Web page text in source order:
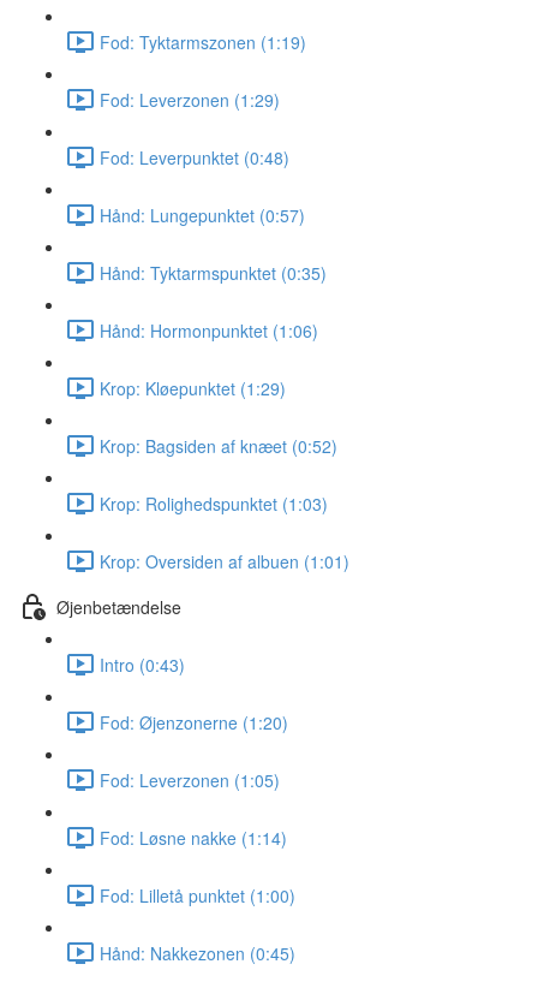
Fod: Tyktarmszonen (1:19)
Fod: Leverzonen (1:29)
Fod: Leverpunktet (0:48)
Hånd: Lungepunktet (0:57)
Hånd: Tyktarmspunktet (0:35)
Hånd: Hormonpunktet (1:06)
Krop: Kløepunktet (1:29)
Krop: Bagsiden af knæet (0:52)
Krop: Rolighedspunktet (1:03)
Krop: Oversiden af albuen (1:01)
Øjenbetændelse
Intro (0:43)
Fod: Øjenzonerne (1:20)
Fod: Leverzonen (1:05)
Fod: Løsne nakke (1:14)
Fod: Lilletå punktet (1:00)
Hånd: Nakkezonen (0:45)